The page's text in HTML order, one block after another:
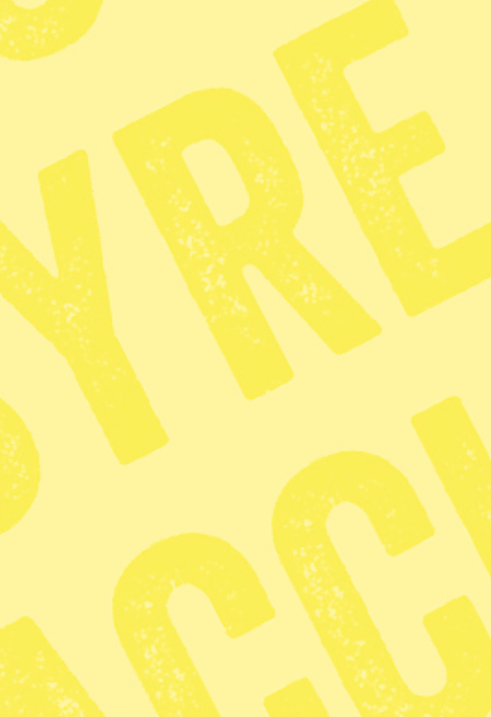
Mina sidor
Facebook
Nyhetsbrev
Syre ges ut av Dagens O2 som ägs av Mediehuset Grön Press
som i sin tur ägs av Lennart Fernström. Mediehuset Grön Press
ger ut nyhetstidningar för alla som vill förändra världen och se
ett fritt, demokratiskt, solidariskt och hållbart samhälle bortom
tillväxtdogmer och arbetslinjer. Vi är en icke vinstdrivande
koncern. Det innebär att alla intäkter går tillbaka till
verksamheten.
Ansvarig utgivare: Lennart Fernström
Personuppgiftsbehandling och cookies Sidkarta © 2014–2026 Syre